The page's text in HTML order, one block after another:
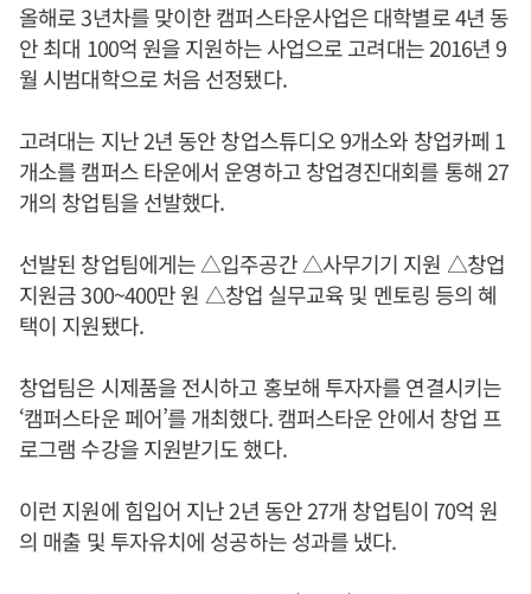
올해로 3년차를 맞이한 캠퍼스타운사업은 대학별로 4년 동
안 최대 100억 원을 지원하는 사업으로 고려대는 2016년 9
월 시범대학으로 처음 선정됐다.
고려대는 지난 2년 동안 창업스튜디오 9개소와 창업카페 1
개소를 캠퍼스 타운에서 운영하고 창업경진대회를 통해 27
개의 창업팀을 선발했다.
선발된 창업팀에게는 △입주공간 △사무기기 지원 △창업
지원금 300~400만 원 △창업 실무교육 및 멘토링 등의 혜
택이 지원됐다.
창업팀은 시제품을 전시하고 홍보해 투자자를 연결시키는
‘캠퍼스타운 페어’를 개최했다. 캠퍼스타운 안에서 창업 프
로그램 수강을 지원받기도 했다.
이런 지원에 힘입어 지난 2년 동안 27개 창업팀이 70억 원
의 매출 및 투자유치에 성공하는 성과를 냈다.